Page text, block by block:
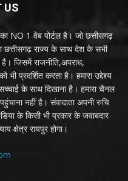
US
NO 1 वेब पोर्टल है। जो छत्तीसगढ़
छत्तीसगढ़ राज्य के साथ देश के सभी
जिसमें राजनीति,अपराध,
प्रदर्शित करता है। हमारा उद्देश्य
के साथ दिखाना है। हमारा चैनल
नहीं है। संवादाता अपनी रुचि
के किसी भी प्रकार के जवाबदार
क्षेत्र रायपुर होगा।